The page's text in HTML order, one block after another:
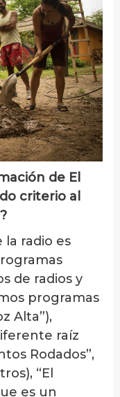
de El
criterio al
radio es
de radios y
programas
Alta”),
raíz
Rodados”,
“El
es un